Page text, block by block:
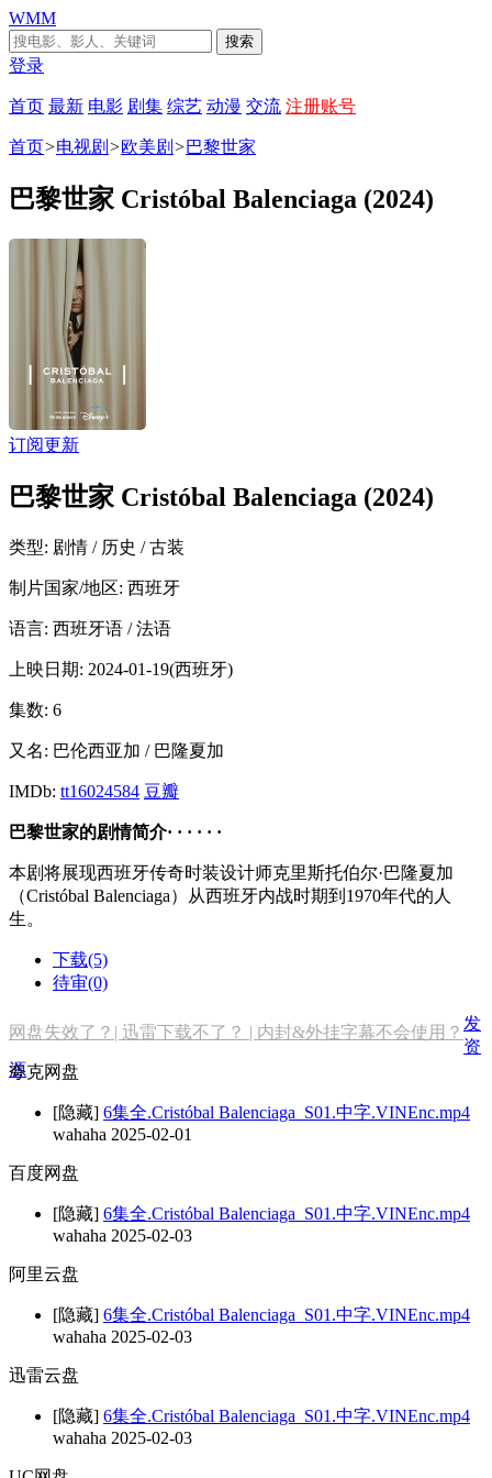
WMM
搜索
登录
首页 最新 电影 剧集 综艺 动漫 交流 注册账号
首页>电视剧 >欧美剧 >巴黎世家
巴黎世家 Cristóbal Balenciaga (2024)
订阅更新
巴黎世家 Cristóbal Balenciaga (2024)
类型: 剧情 / 历史 / 古装
制片国家/地区: 西班牙
语言: 西班牙语 / 法语
上映日期: 2024-01-19(西班牙)
集数: 6
又名: 巴伦西亚加 / 巴隆夏加
IMDb: tt16024584 豆瓣
巴黎世家的剧情简介· · · · · ·
本剧将展现西班牙传奇时装设计师克里斯托伯尔·巴隆夏加
（Cristóbal Balenciaga）从西班牙内战时期到1970年代的人
生。
下载(5)
待审(0)
网盘失效了？| 迅雷下载不了？ | 内封&外挂字幕不会使用？ 发
资
源
夸克网盘
[隐藏] 6集全.Cristóbal Balenciaga_S01.中字.VINEnc.mp4
wahaha 2025-02-01
百度网盘
[隐藏] 6集全.Cristóbal Balenciaga_S01.中字.VINEnc.mp4
wahaha 2025-02-03
阿里云盘
[隐藏] 6集全.Cristóbal Balenciaga_S01.中字.VINEnc.mp4
wahaha 2025-02-03
迅雷云盘
[隐藏] 6集全.Cristóbal Balenciaga_S01.中字.VINEnc.mp4
wahaha 2025-02-03